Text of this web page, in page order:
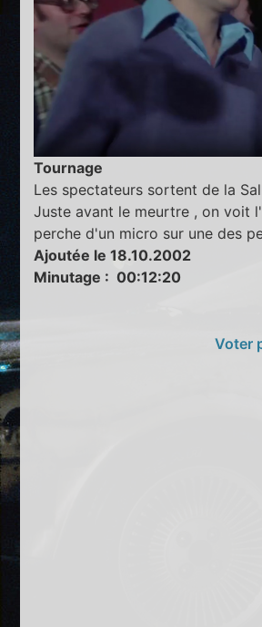
Tournage
Les spectateurs sortent de la
Juste avant le meurtre , on voit
perche d'un micro sur une des
Ajoutée le 18.10.2002
Minutage : 00:12:20
Voter